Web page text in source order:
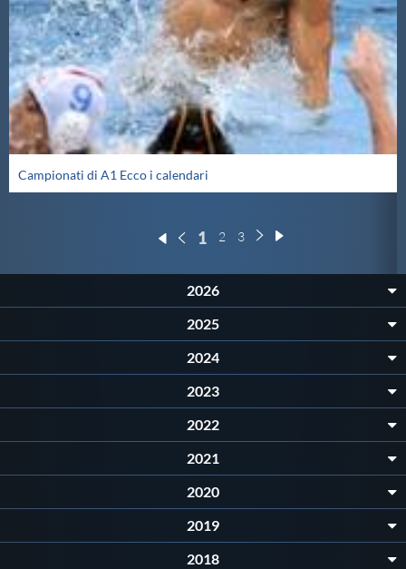
Campionati di A1 Ecco i calendari
1 2 3
2026
2025
2024
2023
2022
2021
2020
2019
2018